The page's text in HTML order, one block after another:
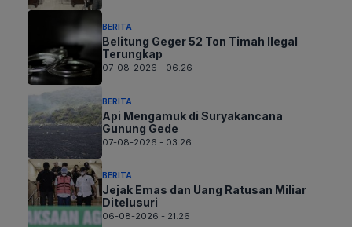
BERITA
Belitung Geger 52 Ton Timah Ilegal
Terungkap
07-08-2026 - 06.26
BERITA
Api Mengamuk di Suryakancana
Gunung Gede
07-08-2026 - 03.26
BERITA
Jejak Emas dan Uang Ratusan Miliar
Ditelusuri
06-08-2026 - 21.26